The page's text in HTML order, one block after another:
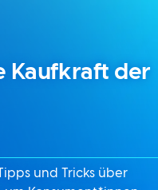
Kaufkraft der
und Tricks über